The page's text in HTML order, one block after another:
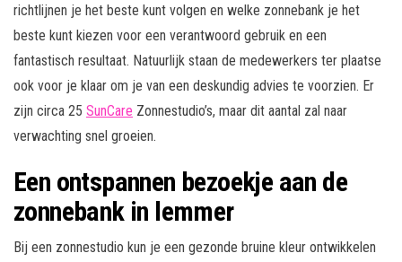
richtlijnen je het beste kunt volgen en welke zonnebank je het
beste kunt kiezen voor een verantwoord gebruik en een
fantastisch resultaat. Natuurlijk staan de medewerkers ter plaatse
ook voor je klaar om je van een deskundig advies te voorzien. Er
zijn circa 25 SunCare Zonnestudio’s, maar dit aantal zal naar
verwachting snel groeien.
Een ontspannen bezoekje aan de
zonnebank in lemmer
Bij een zonnestudio kun je een gezonde bruine kleur ontwikkelen